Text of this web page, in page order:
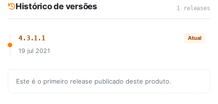
Histórico de versões 1 releases
4.3.1.1 Atual
19 jul 2021
Este é o primeiro release publicado deste produto.